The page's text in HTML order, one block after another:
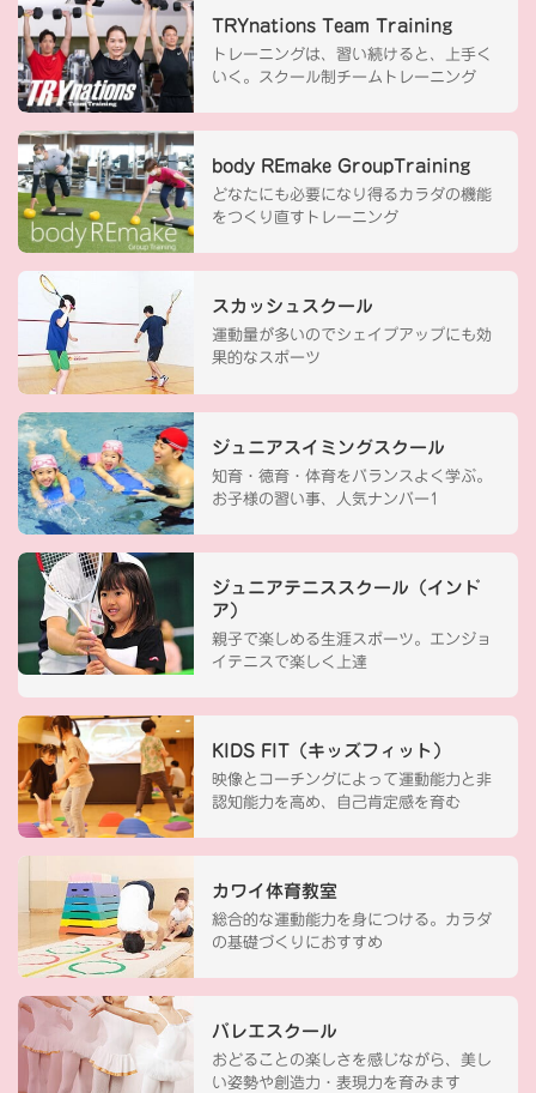
TRYnations Team Training
トレーニングは、習い続けると、上手く
いく。スクール制チームトレーニング
body REmake GroupTraining
どなたにも必要になり得るカラダの機能
をつくり直すトレーニング
スカッシュスクール
運動量が多いのでシェイプアップにも効
果的なスポーツ
ジュニアスイミングスクール
知育・徳育・体育をバランスよく学ぶ。
お子様の習い事、人気ナンバー1
ジュニアテニススクール（インド
ア）
親子で楽しめる生涯スポーツ。エンジョ
イテニスで楽しく上達
KIDS FIT（キッズフィット）
映像とコーチングによって運動能力と非
認知能力を高め、自己肯定感を育む
カワイ体育教室
総合的な運動能力を身につける。カラダ
の基礎づくりにおすすめ
バレエスクール
おどることの楽しさを感じながら、美し
い姿勢や創造力・表現力を育みます